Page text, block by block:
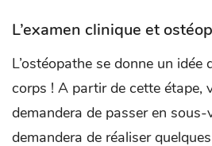
L’examen clinique et
L’ostéopathe se donne un
corps ! A partir de cette étape,
demandera de passer en
demandera de réaliser